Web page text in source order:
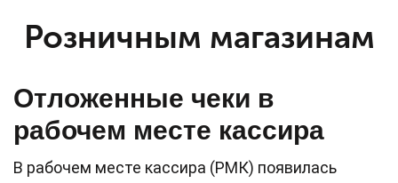
Розничным магазинам
Отложенные чеки в
рабочем месте кассира
В рабочем месте кассира (РМК) появилась